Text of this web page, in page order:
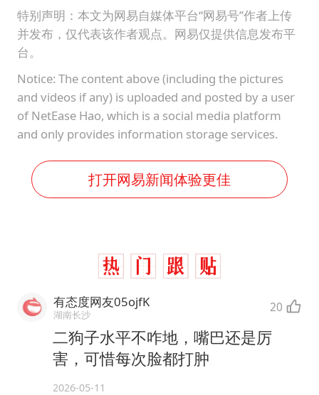
特别声明：本文为网易自媒体平台“网易号”作者上传
并发布，仅代表该作者观点。网易仅提供信息发布平
台。
Notice: The content above (including the pictures
and videos if any) is uploaded and posted by a user
of NetEase Hao, which is a social media platform
and only provides information storage services.
打开网易新闻体验更佳
有态度网友05ojfK
湖南长沙 20
二狗子水平不咋地，嘴巴还是厉
害，可惜每次脸都打肿
2026-05-11